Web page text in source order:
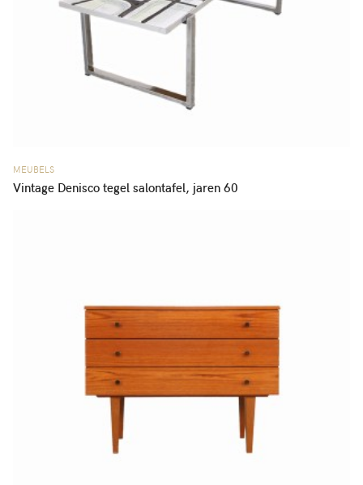
MEUBELS
Vintage Denisco tegel salontafel, jaren 60